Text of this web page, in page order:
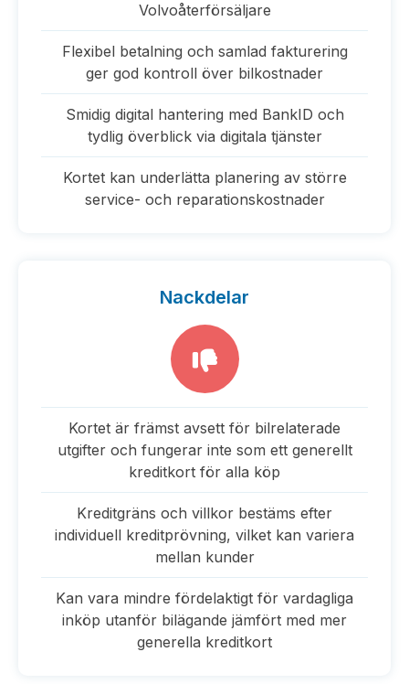
Volvoåterförsäljare
Flexibel betalning och samlad fakturering
ger god kontroll över bilkostnader
Smidig digital hantering med BankID och
tydlig överblick via digitala tjänster
Kortet kan underlätta planering av större
service- och reparationskostnader
Nackdelar
Kortet är främst avsett för bilrelaterade
utgifter och fungerar inte som ett generellt
kreditkort för alla köp
Kreditgräns och villkor bestäms efter
individuell kreditprövning, vilket kan variera
mellan kunder
Kan vara mindre fördelaktigt för vardagliga
inköp utanför bilägande jämfört med mer
generella kreditkort